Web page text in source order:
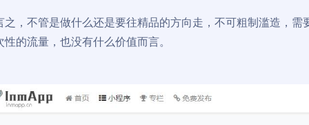
之，不管是做什么还是要往精品的方向走，不可粗制滥造，
性的流量，也没有什么价值而言。